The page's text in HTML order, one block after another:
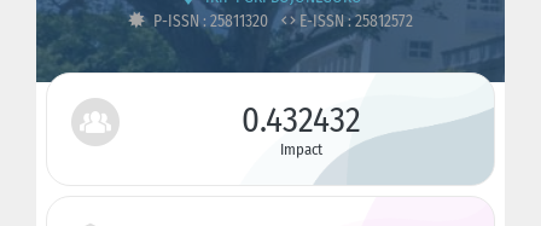
P-ISSN : 25811320
E-ISSN : 25812572
0.432432
Impact